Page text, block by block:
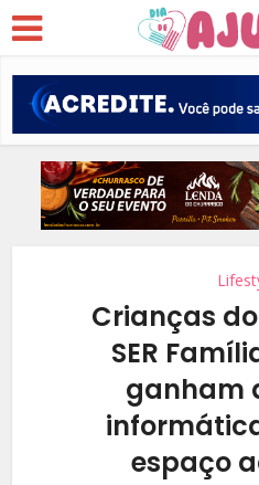
Crianças
SER
ganham
espaço